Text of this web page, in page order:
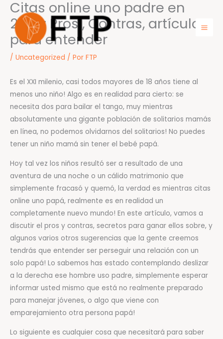
para
conteúdo
Citas online uno padre en
2020: Pros , Contras, artículos
para entender
/ Uncategorized / Por FTP
Es el XXI milenio, casi todos mayores de 18 años tiene al
menos uno niño! Algo es en realidad para cierto: se
necesita dos para bailar el tango, muy mientras
absolutamente una gigante población de solitarios mamás
en línea, no podemos olvidarnos del solitarios! No puedes
tener un niño mamá sin tener el bebé papá.
Hoy tal vez los niños resultó ser a resultado de una
aventura de una noche o un cálido matrimonio que
simplemente fracasó y quemó, la verdad es mientras citas
online uno papá, realmente es en realidad un
completamente nuevo mundo! En este artículo, vamos a
discutir el pros y contras, secretos para ganar ellos sobre, y
algunos varios otros sugerencias que la gente creemos
tendrás que entender ser perseguir una relación con un
solo papá! Lo sabemos has estado contemplando deslizar
a la derecha ese hombre uso padre, simplemente esperar
informar usted mismo que está no realmente preparado
para manejar jóvenes, o algo que viene con
emparejamiento otra persona papá!
Lo siguiente es cualquier cosa que necesitará para saber